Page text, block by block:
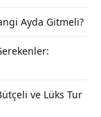
Ayda Gitmeli?
ve Lüks Tur